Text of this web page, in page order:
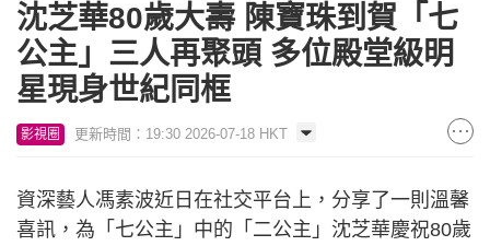
沈芝華80歲大壽 陳寶珠到賀「七
公主」三人再聚頭 多位殿堂級明
星現身世紀同框
影視圈 更新時間：19:30 2026-07-18 HKT
資深藝人馮素波近日在社交平台上，分享了一則溫馨
喜訊，為「七公主」中的「二公主」沈芝華慶祝80歲